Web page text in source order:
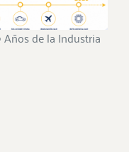
de la Industria